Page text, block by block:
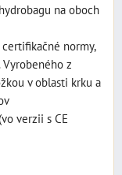
na oboch
normy,
z
v oblasti krku a
verzii s CE